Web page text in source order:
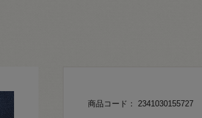
商品コード： 2341030155727